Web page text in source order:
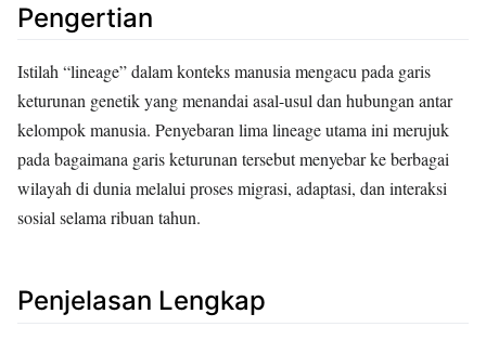
Pengertian
Istilah “lineage” dalam konteks manusia mengacu pada garis
keturunan genetik yang menandai asal-usul dan hubungan antar
kelompok manusia. Penyebaran lima lineage utama ini merujuk
pada bagaimana garis keturunan tersebut menyebar ke berbagai
wilayah di dunia melalui proses migrasi, adaptasi, dan interaksi
sosial selama ribuan tahun.
Penjelasan Lengkap